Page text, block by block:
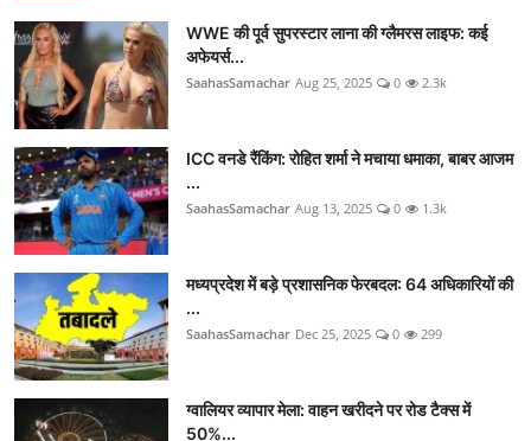
WWE की पूर्व सुपरस्टार लाना की ग्लैमरस लाइफ: कई
अफेयर्स...
SaahasSamachar Aug 25, 2025 0 2.3k
ICC वनडे रैंकिंग: रोहित शर्मा ने मचाया धमाका, बाबर आजम
...
SaahasSamachar Aug 13, 2025 0 1.3k
मध्यप्रदेश में बड़े प्रशासनिक फेरबदल: 64 अधिकारियों की
...
SaahasSamachar Dec 25, 2025 0 299
ग्वालियर व्यापार मेला: वाहन खरीदने पर रोड टैक्स में
50%...